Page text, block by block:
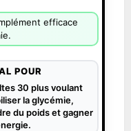
efficace
POUR
30 plus voulant
la glycémie,
du poids et gagner